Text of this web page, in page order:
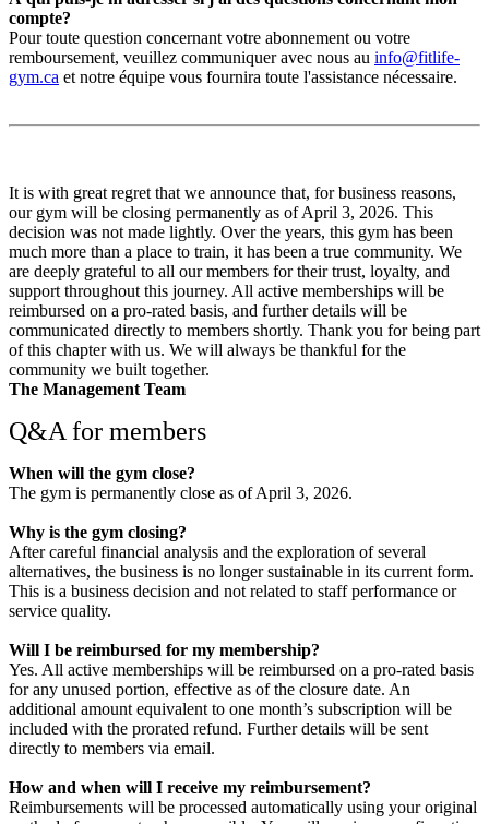
compte?
Pour toute question concernant votre abonnement ou votre
remboursement, veuillez communiquer avec nous au info@fitlife-
gym.ca et notre équipe vous fournira toute l'assistance nécessaire.
It is with great regret that we announce that, for business reasons,
our gym will be closing permanently as of April 3, 2026. This
decision was not made lightly. Over the years, this gym has been
much more than a place to train, it has been a true community. We
are deeply grateful to all our members for their trust, loyalty, and
support throughout this journey. All active memberships will be
reimbursed on a pro-rated basis, and further details will be
communicated directly to members shortly. Thank you for being part
of this chapter with us. We will always be thankful for the
community we built together.
The Management Team
Q&A for members
When will the gym close?
The gym is permanently close as of April 3, 2026.
Why is the gym closing?
After careful financial analysis and the exploration of several
alternatives, the business is no longer sustainable in its current form.
This is a business decision and not related to staff performance or
service quality.
Will I be reimbursed for my membership?
Yes. All active memberships will be reimbursed on a pro-rated basis
for any unused portion, effective as of the closure date. An
additional amount equivalent to one month’s subscription will be
included with the prorated refund. Further details will be sent
directly to members via email.
How and when will I receive my reimbursement?
Reimbursements will be processed automatically using your original